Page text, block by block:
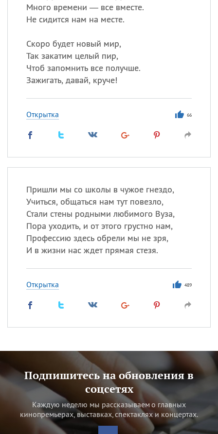
Много времени — все вместе.
Не сидится нам на месте.
Скоро будет новый мир,
Так закатим целый пир,
Чтоб запомнить все получше.
Зажигать, давай, круче!
Открытка 66
Пришли мы со школы в чужое гнездо,
Учиться, общаться нам тут повезло,
Стали стены родными любимого Вуза,
Пора уходить, и от этого грустно нам,
Профессию здесь обрели мы не зря,
И в жизни нас ждет прямая стезя.
Открытка 489
Подпишитесь на обновления в
соцсетях
Каждую неделю мы рассказываем о главных
кинопремьерах, выставках, спектаклях и концертах.